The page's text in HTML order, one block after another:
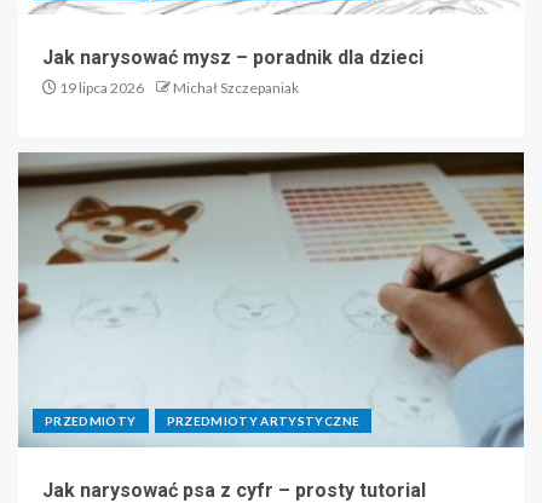
Jak narysować mysz – poradnik dla dzieci
19 lipca 2026 Michał Szczepaniak
PRZEDMIOTY PRZEDMIOTY ARTYSTYCZNE
Jak narysować psa z cyfr – prosty tutorial